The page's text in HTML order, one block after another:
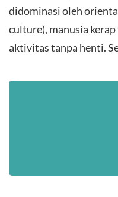
didominasi oleh
culture), manusia
aktivitas tanpa henti.